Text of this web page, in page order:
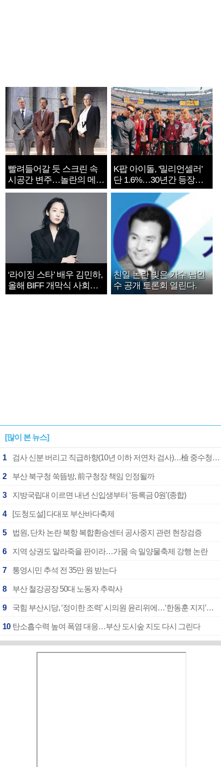
빨려들어갈 듯 스크린 속
시공간 변주…놀란의 메시
지는 ‘전쟁 속죄’
K팝 아이돌, '밀리언셀러'
단 1.6%…30년간 등장
1182개팀 전수조사
‘라이징 스타’ 배우 김민하,
올해 BIFF 개막식 사회자
확정
친일 논란 빚은 가수 남인
수 공개 토론회 열린다.
[많이 본 뉴스]
1 검사 신분 버리고 직급하향(10년 이하 저연차 검사)…檢 중수청행 기피
2 부산 북구청 쑥뜸방, 前구청장 책임 인정될까
3 지방국립대 이르면 내년 신입생부터 ‘등록금 0원’(종합)
4 [도청도설] 다대포 부산바다축제
5 법원, 단차 논란 북항 복합환승센터 공사중지 관련 현장검증
6 지역 상권도 말라죽을 판이라…가뭄 속 밀양물축제 강행 논란
7 통영시민 추석 전 35만 원 받는다
8 부산 철강공장 50대 노동자 추락사
9 국힘 부산시당, ‘정이한 조력’ 시의원 윤리위에…‘한동훈 지지’도 신고접수
10 탄소흡수력 높여 폭염 대응…부산 도시숲 지도 다시 그린다